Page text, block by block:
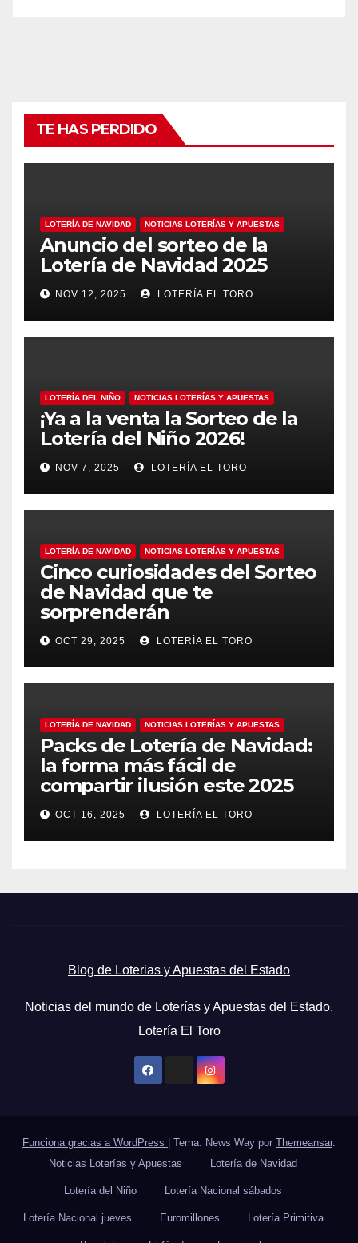
TE HAS PERDIDO
LOTERÍA DE NAVIDAD NOTICIAS LOTERÍAS Y APUESTAS
Anuncio del sorteo de la
Lotería de Navidad 2025
NOV 12, 2025 LOTERÍA EL TORO
LOTERÍA DEL NIÑO NOTICIAS LOTERÍAS Y APUESTAS
¡Ya a la venta la Sorteo de la
Lotería del Niño 2026!
NOV 7, 2025 LOTERÍA EL TORO
LOTERÍA DE NAVIDAD NOTICIAS LOTERÍAS Y APUESTAS
Cinco curiosidades del Sorteo
de Navidad que te
sorprenderán
OCT 29, 2025 LOTERÍA EL TORO
LOTERÍA DE NAVIDAD NOTICIAS LOTERÍAS Y APUESTAS
Packs de Lotería de Navidad:
la forma más fácil de
compartir ilusión este 2025
OCT 16, 2025 LOTERÍA EL TORO
Blog de Loterias y Apuestas del Estado
Noticias del mundo de Loterías y Apuestas del Estado.
Lotería El Toro
Funciona gracias a WordPress Tema: News Way por Themeansar.
Noticias Loterías y Apuestas
Lotería de Navidad
Lotería del Niño Lotería Nacional sábados
Lotería Nacional jueves Euromillones Lotería Primitiva